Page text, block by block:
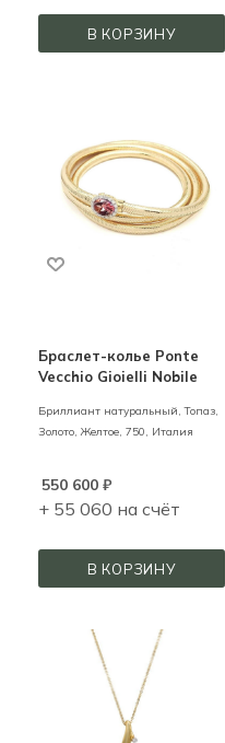
В КОРЗИНУ
Браслет-колье Ponte
Vecchio Gioielli Nobile
Бриллиант натуральный, Топаз,
Золото,Желтое, 750, Италия
550 600 ₽
+ 55 060 на счёт
В КОРЗИНУ